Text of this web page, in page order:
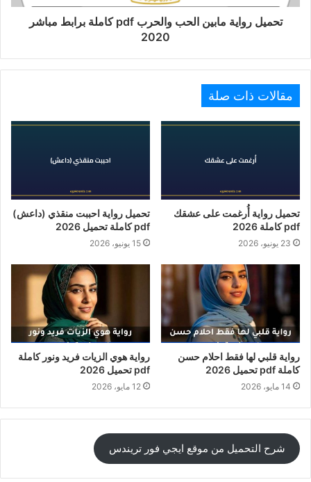
تحميل رواية مابين الحب والحرب pdf كاملة برابط مباشر
2020
مقالات ذات صلة
تحميل رواية أُرغمت على عشقك
pdf كاملة 2026
23 يونيو، 2026
تحميل رواية احببت منقذي (داعش)
pdf كاملة تحميل 2026
15 يونيو، 2026
رواية قلبي لها فقط احلام حسن
كاملة pdf تحميل 2026
14 مايو، 2026
رواية هوي الزيات فريد ونور كاملة
pdf تحميل 2026
12 مايو، 2026
شرح التحميل من موقع ايجي فور تريندس